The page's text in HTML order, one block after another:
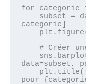
for categorie
categorie]
    # Créer une visualisation
data=subset,
pour